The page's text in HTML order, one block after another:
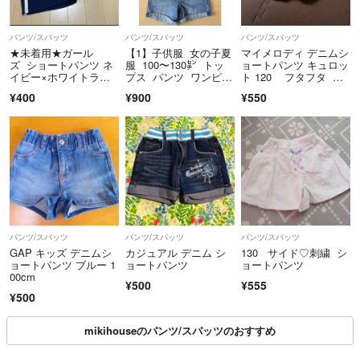
パンツ/スパッツ
★未着用★ガール
ズ ショートパンツ ネ
イビー×ホワイトライ
¥400
パンツ/スパッツ
【1】子供服 女の子夏
服 100〜130㌢ トッ
プス パンツ ワンピー
¥900
パンツ/スパッツ
マイメロディ デニムシ
ョートパンツ キュロッ
ト 120 フタフタ 半
¥550
パンツ/スパッツ
GAP キッズ デニムシ
ョートパンツ ブルー 1
00cm
¥500
パンツ/スパッツ
カジュアル デニム シ
ョートパンツ
¥500
パンツ/スパッツ
130 サイド♡刺繍 シ
ョートパンツ
¥555
mikihouseのパンツ/スパッツのおすすめ